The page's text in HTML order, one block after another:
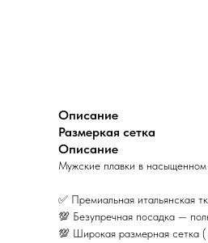
Описание
Размеркая сетка
Описание
Мужские плавки в насыщенном
✅ Премиальная итальянская
💯 Безупречная посадка —
💯 Широкая размерная сетка